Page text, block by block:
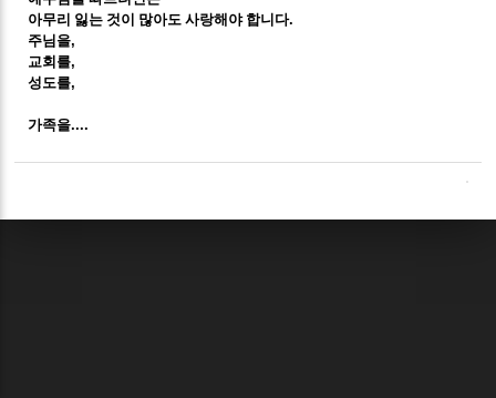
아무리 잃는 것이 많아도 사랑해야 합니다.
주님을,
교회를,
성도를,
가족을....